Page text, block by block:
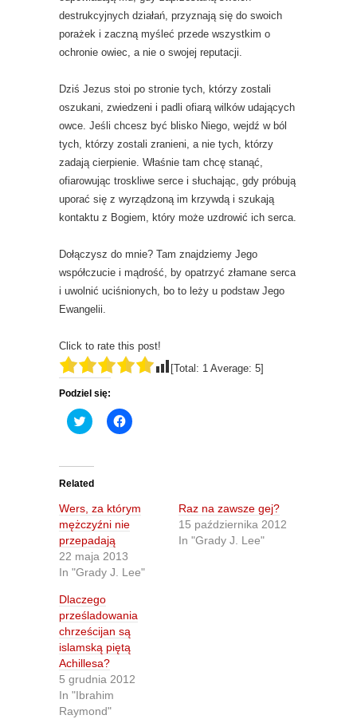
destrukcyjnych działań, przyznają się do swoich
porażek i zaczną myśleć przede wszystkim o
ochronie owiec, a nie o swojej reputacji.
Dziś Jezus stoi po stronie tych, którzy zostali
oszukani, zwiedzeni i padli ofiarą wilków udających
owce. Jeśli chcesz być blisko Niego, wejdź w ból
tych, którzy zostali zranieni, a nie tych, którzy
zadają cierpienie. Właśnie tam chcę stanąć,
ofiarowując troskliwe serce i słuchając, gdy próbują
uporać się z wyrządzoną im krzywdą i szukają
kontaktu z Bogiem, który może uzdrowić ich serca.
Dołączysz do mnie? Tam znajdziemy Jego
współczucie i mądrość, by opatrzyć złamane serca
i uwolnić uciśnionych, bo to leży u podstaw Jego
Ewangelii.
Click to rate this post!
[Total: 1 Average: 5]
Podziel się:
C
l
t
o
s
a
r
e
o
n
T
w
t
t
e
r
(
O
p
e
n
i
n
n
C
l
a
r
e
n
F
a
o
o
k
(
O
e
Related
Wers, za którym
mężczyźni nie
przepadają
22 maja 2013
In "Grady J. Lee"
Raz na zawsze gej?
15 października 2012
In "Grady J. Lee"
Dlaczego
prześladowania
chrześcijan są
islamską piętą
Achillesa?
5 grudnia 2012
In "Ibrahim
Raymond"